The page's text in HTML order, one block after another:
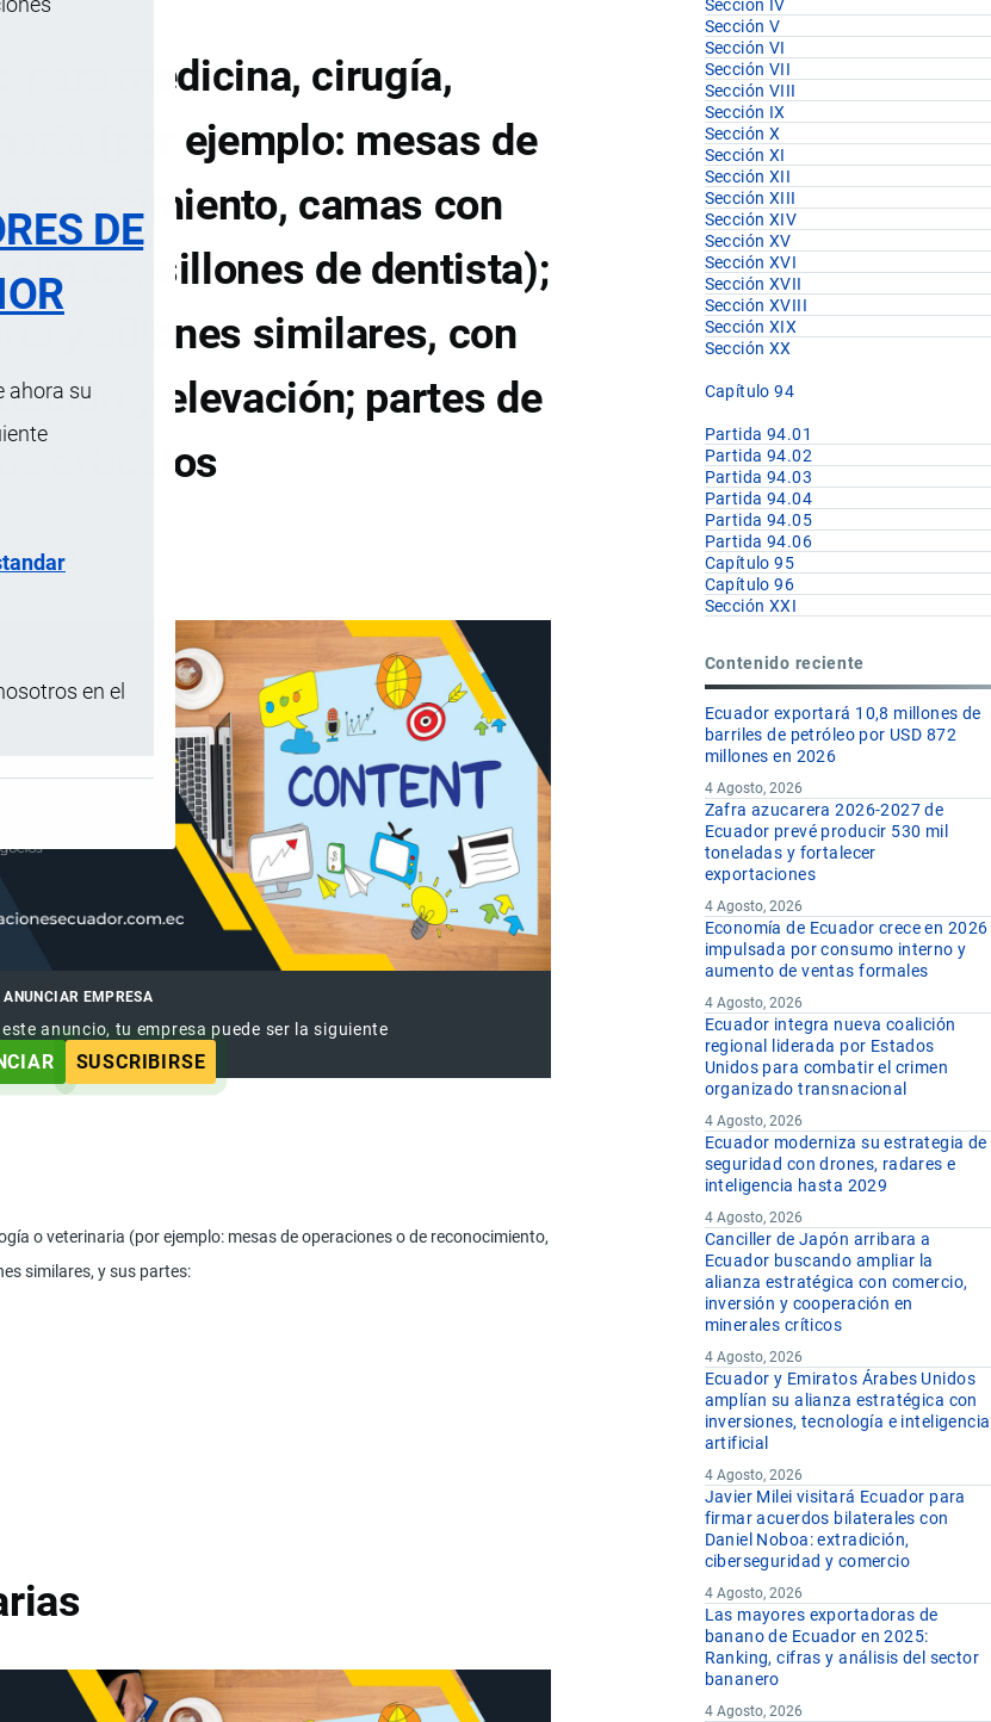
DE
ahora su
en el
para medicina, cirugía,
(por ejemplo: mesas de
camas con
clínico, sillones de dentista);
y sillones similares, con
y elevación; partes de
artículos
ANUNCIAR EMPRESA
anuncio, tu empresa puede ser la siguiente
SUSCRIBIRSE
o veterinaria (por ejemplo: mesas de operaciones o de reconocimiento, camas con mecanismo para uso clínico, sillones de
similares, y sus partes:
Sección IV
Sección V
Sección VI
Sección VII
Sección VIII
Sección IX
Sección X
Sección XI
Sección XII
Sección XIII
Sección XIV
Sección XV
Sección XVI
Sección XVII
Sección XVIII
Sección XIX
Sección XX
Capítulo 94
Partida 94.01
Partida 94.02
Partida 94.03
Partida 94.04
Partida 94.05
Partida 94.06
Capítulo 95
Capítulo 96
Sección XXI
Contenido reciente
Ecuador exportará 10,8 millones de
barriles de petróleo por USD 872
millones en 2026
4 Agosto, 2026
Zafra azucarera 2026-2027 de
Ecuador prevé producir 530 mil
toneladas y fortalecer
exportaciones
4 Agosto, 2026
Economía de Ecuador crece en 2026
impulsada por consumo interno y
aumento de ventas formales
4 Agosto, 2026
Ecuador integra nueva coalición
regional liderada por Estados
Unidos para combatir el crimen
organizado transnacional
4 Agosto, 2026
Ecuador moderniza su estrategia de
seguridad con drones, radares e
inteligencia hasta 2029
4 Agosto, 2026
Canciller de Japón arribara a
Ecuador buscando ampliar la
alianza estratégica con comercio,
inversión y cooperación en
minerales críticos
4 Agosto, 2026
Ecuador y Emiratos Árabes Unidos
amplían su alianza estratégica con
inversiones, tecnología e inteligencia
artificial
4 Agosto, 2026
Javier Milei visitará Ecuador para
firmar acuerdos bilaterales con
Daniel Noboa: extradición,
ciberseguridad y comercio
4 Agosto, 2026
Las mayores exportadoras de
banano de Ecuador en 2025:
Ranking, cifras y análisis del sector
bananero
4 Agosto, 2026